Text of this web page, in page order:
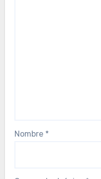
Nombre *